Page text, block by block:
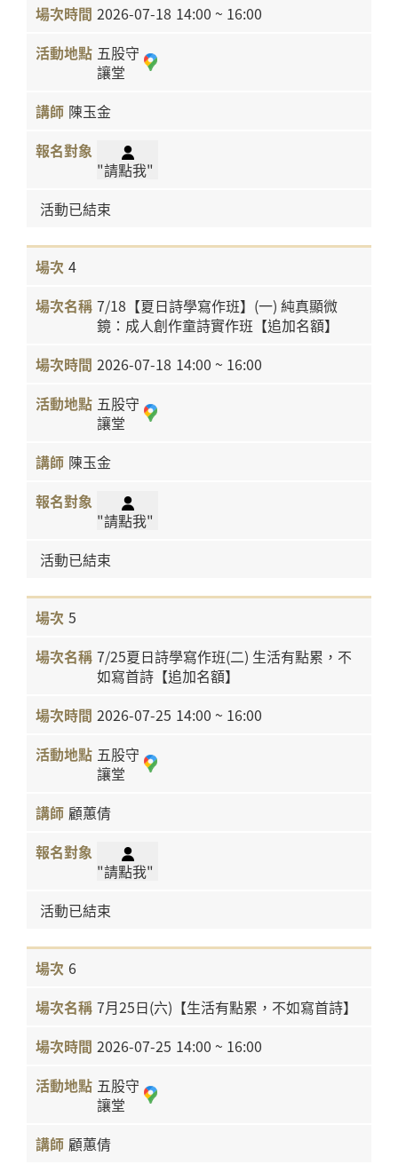
2026-07-18 14:00 ~ 16:00
五股守
讓堂
陳玉金
"請點我"
活動已結束
4
7/18【夏日詩學寫作班】(一) 純真顯微
鏡：成人創作童詩實作班【追加名額】
2026-07-18 14:00 ~ 16:00
五股守
讓堂
陳玉金
"請點我"
活動已結束
5
7/25夏日詩學寫作班(二) 生活有點累，不
如寫首詩【追加名額】
2026-07-25 14:00 ~ 16:00
五股守
讓堂
顧蕙倩
"請點我"
活動已結束
6
7月25日(六)【生活有點累，不如寫首詩】
2026-07-25 14:00 ~ 16:00
五股守
讓堂
顧蕙倩